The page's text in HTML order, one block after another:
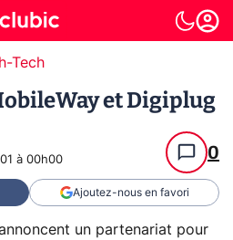
Tech
et Digiplug
à 00h00 0
Ajoutez-nous en favori
un partenariat pour